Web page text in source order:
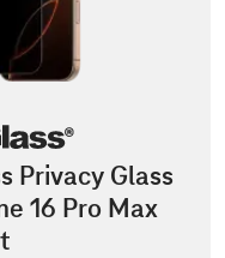
Privacy Glass
16 Pro Max